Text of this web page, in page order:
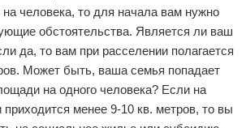
человека, то для начала вам нужно
обстоятельства. Является ли ваш
да, то вам при расселении полагается
Может быть, ваша семья попадает
на одного человека? Если на
приходится менее 9-10 кв. метров, то вы